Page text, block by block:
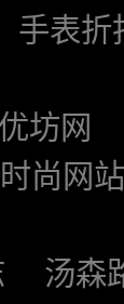
手表折
优坊网
时尚网站
汤森